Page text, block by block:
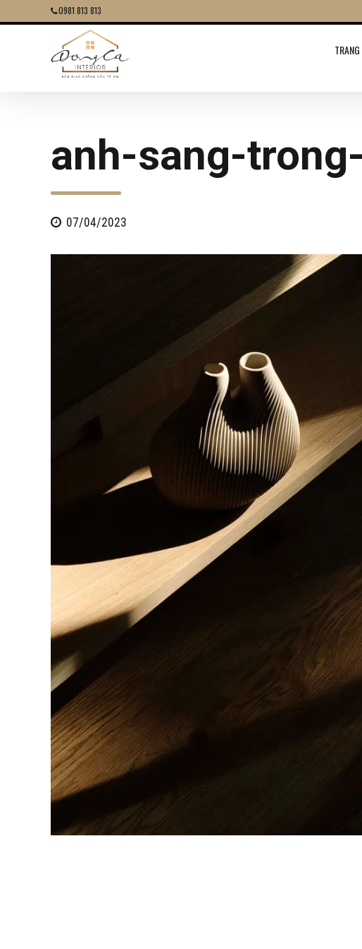
0981 813 813
anh-sang-
07/04/2023